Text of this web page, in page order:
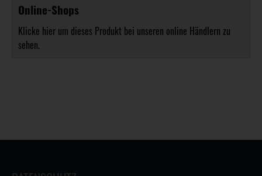
Online-Shops
Klicke hier um dieses Produkt bei unseren online Händlern zu
sehen.